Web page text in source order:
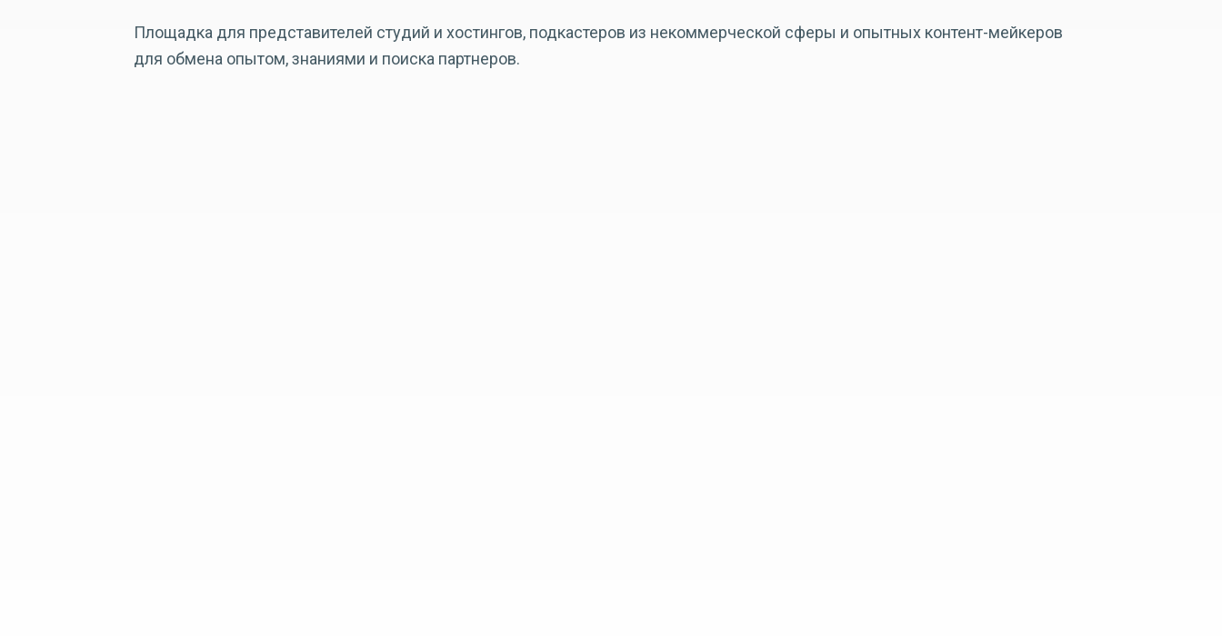
Площадка для представителей студий и хостингов, подкастеров из некоммерческой сферы и опытных контент-мейкеров
для обмена опытом, знаниями и поиска партнеров.